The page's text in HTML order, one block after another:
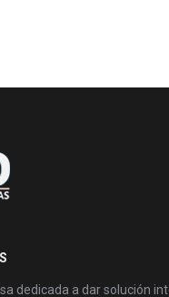
dedicada a dar solución